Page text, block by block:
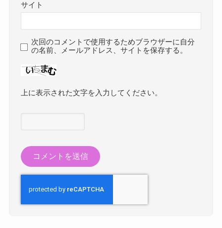
サイト
次回のコメントで使用するためブラウザーに自分
の名前、メールアドレス、サイトを保存する。
上に表示された文字を入力してください。